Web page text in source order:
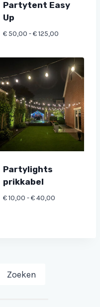
Partytent Easy
Up
€50,00 - €125,00Prijsklasse:
tot
€ 125,00
Partylights
prikkabel
€10,00 - €40,00Prijsklasse:
Zoeken